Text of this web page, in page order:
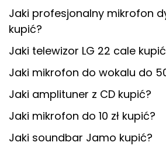
Jaki profesjonalny mikrofon
kupić?
Jaki telewizor LG 22 cale
Jaki mikrofon do wokalu do
Jaki amplituner z CD kupić?
Jaki mikrofon do 10 zł kupić?
Jaki soundbar Jamo kupić?